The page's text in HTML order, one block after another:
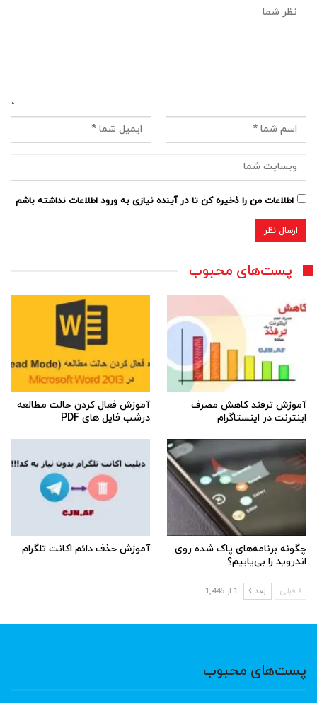
اطلاعات من را ذخیره کن تا در آینده نیازی به ورود اطلاعات نداشته باشم
پست‌های محبوب
آموزش ترفند کاهش مصرف
اینترنت در اینستاگرام
آموزش فعال کردن حالت مطالعه
درشب فایل های PDF
چگونه برنامه‌های پاک شده روی
اندروید را بی‌یابیم؟
آموزش حذف دائم اکانت تلگرام
قبلی بعد 1 از 1,445
پست‌های محبوب